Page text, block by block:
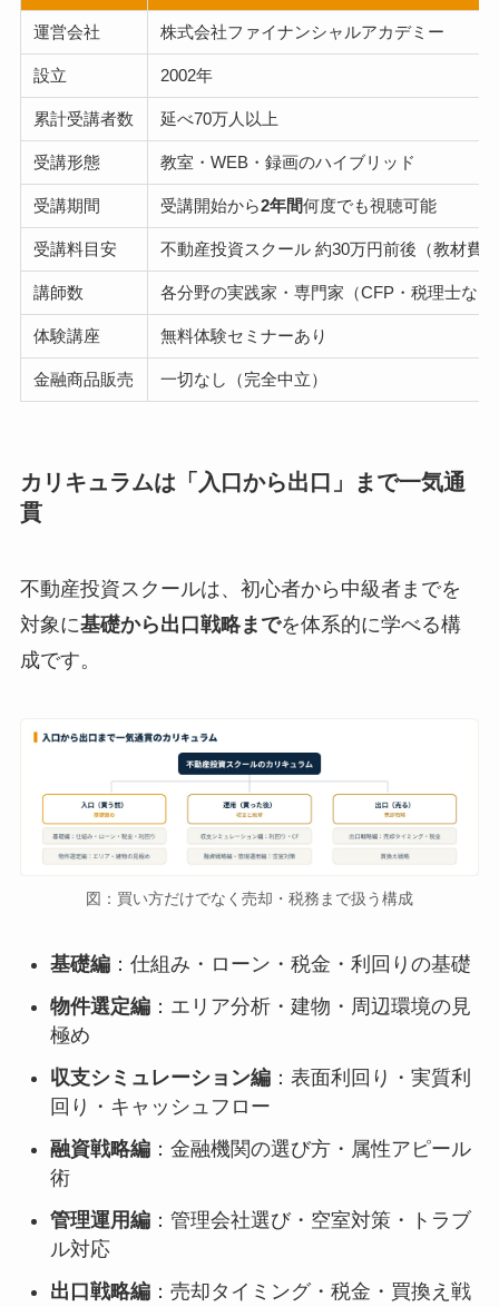
運営会社 株式会社ファイナンシャルアカデミー
設立 2002年
累計受講者数 延べ70万人以上
受講形態 教室・WEB・録画のハイブリッド
受講期間 受講開始から2年間何度でも視聴可能
受講料目安 不動産投資スクール 約30万円前後（教材費
講師数 各分野の実践家・専門家（CFP・税理士など
体験講座 無料体験セミナーあり
金融商品販売 一切なし（完全中立）
カリキュラムは「入口から出口」まで一気通
貫
不動産投資スクールは、初心者から中級者までを
対象に基礎から出口戦略までを体系的に学べる構
成です。
図：買い方だけでなく売却・税務まで扱う構成
基礎編：仕組み・ローン・税金・利回りの基礎
物件選定編：エリア分析・建物・周辺環境の見
極め
収支シミュレーション編：表面利回り・実質利
回り・キャッシュフロー
融資戦略編：金融機関の選び方・属性アピール
術
管理運用編：管理会社選び・空室対策・トラブ
ル対応
出口戦略編：売却タイミング・税金・買換え戦